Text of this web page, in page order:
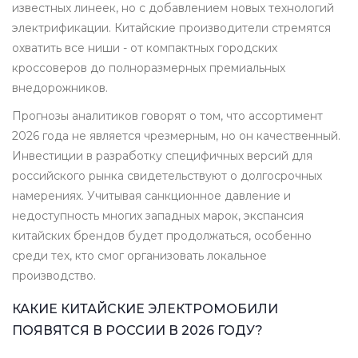
известных линеек, но с добавлением новых технологий
электрификации. Китайские производители стремятся
охватить все ниши - от компактных городских
кроссоверов до полноразмерных премиальных
внедорожников.
Прогнозы аналитиков говорят о том, что ассортимент
2026 года не является чрезмерным, но он качественный.
Инвестиции в разработку специфичных версий для
российского рынка свидетельствуют о долгосрочных
намерениях. Учитывая санкционное давление и
недоступность многих западных марок, экспансия
китайских брендов будет продолжаться, особенно
среди тех, кто смог организовать локальное
производство.
КАКИЕ КИТАЙСКИЕ ЭЛЕКТРОМОБИЛИ
ПОЯВЯТСЯ В РОССИИ В 2026 ГОДУ?